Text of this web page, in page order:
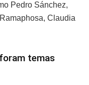
Pedro Sánchez,
Claudia
temas